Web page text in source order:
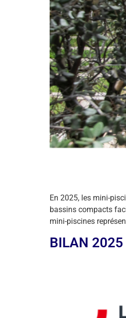
En 2025, les mini-
bassins compacts
mini-piscines
BILAN